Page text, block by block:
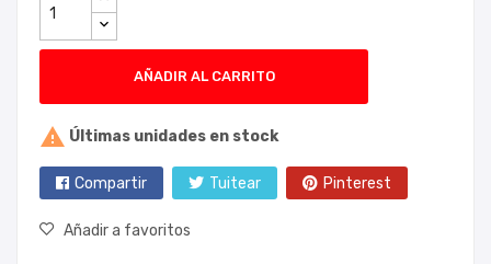
AÑADIR AL CARRITO
 Últimas unidades en stock
Compartir Tuitear Pinterest
Añadir a favoritos